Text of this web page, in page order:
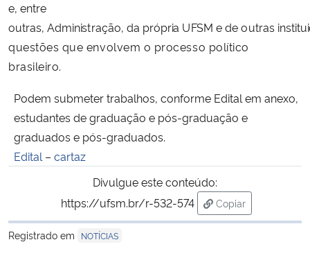
Secretaria-Geral
Secretaria de Governo
Gabinete de Segurança Institucional
Advocacia-Geral da União
Banco Central do Brasil
e, entre
outras, Administração, da própria UFSM e deoutras institui
questões que envolvem o processo político
brasileiro.
Podem submeter trabalhos, conforme Edital em anexo,
estudantes de graduação e pós-graduação e
graduados e pós-graduados.
Edital– cartaz
Divulgue este conteúdo:
https://ufsm.br/r-532-574
Copiar
para área de
Registrado em
NOTÍCIAS